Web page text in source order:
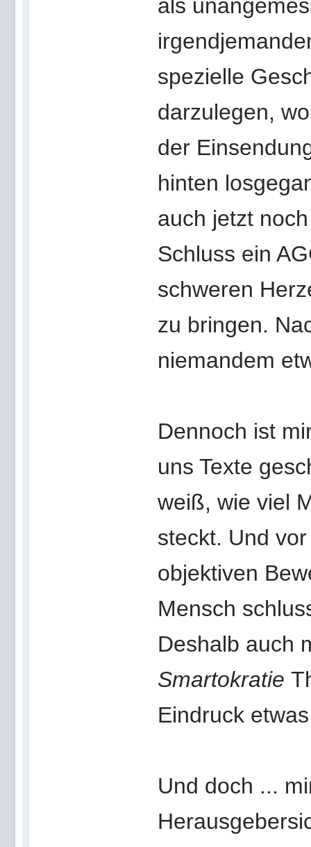
als
spezielle
darzulegen,
der
hinten
auch jetzt
Schluss ein
schweren
zu bringen.
niemandem
Dennoch ist
uns Texte
weiß, wie viel
steckt. Und
objektiven
Mensch
Deshalb auch
Smartokratie
Eindruck
Und doch ...